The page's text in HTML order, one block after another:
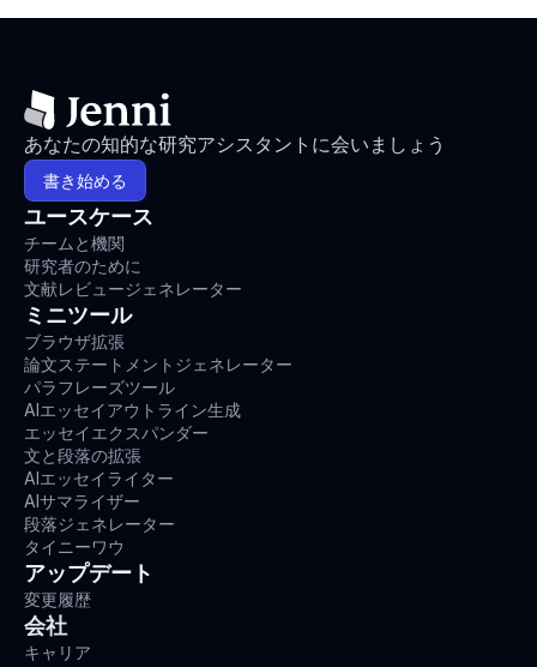
あなたの知的な研究アシスタントに会いましょう
書き始める
ユースケース
チームと機関
研究者のために
文献レビュージェネレーター
ミニツール
ブラウザ拡張
論文ステートメントジェネレーター
パラフレーズツール
AIエッセイアウトライン生成
エッセイエクスパンダー
文と段落の拡張
AIエッセイライター
AIサマライザー
段落ジェネレーター
タイニーワウ
アップデート
変更履歴
会社
キャリア